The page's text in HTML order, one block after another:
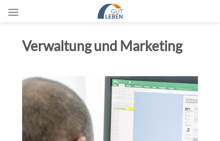
Inhalt
Verwaltung und Marketing